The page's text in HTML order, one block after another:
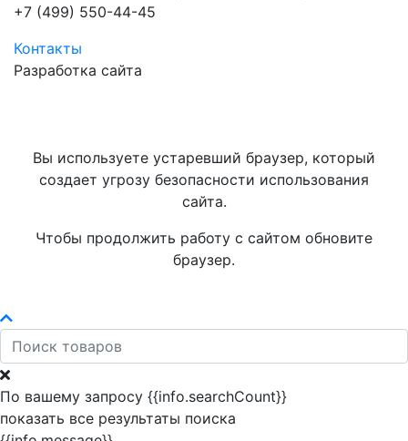
+7 (499) 550-44-45
Контакты
Разработка сайта
Вы используете устаревший браузер, который
создает угрозу безопасности использования
сайта.
Чтобы продолжить работу с сайтом обновите
браузер.
По вашему запросу {{info.searchCount}}
показать все результаты поиска